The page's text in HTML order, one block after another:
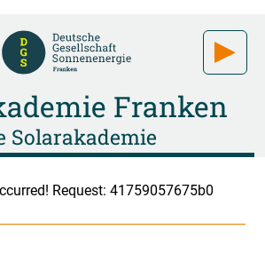
Franken
Solarakademie
Request: 41759057675b0